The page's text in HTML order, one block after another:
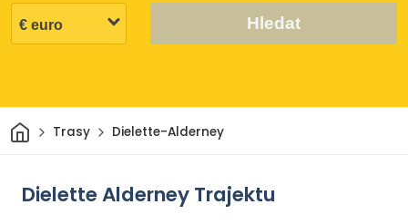
Hledat
Domov
Trasy Dielette-Alderney
Dielette Alderney Trajektu